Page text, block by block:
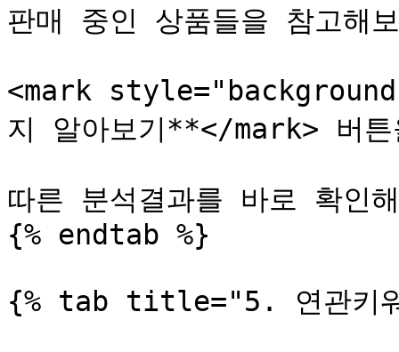
판매 중인 상품들을 참고해
<mark
지 알아보기**</mark> 버
따른 분석결과를 바로 확인
{% endtab %}
{% tab title="5. 연관키